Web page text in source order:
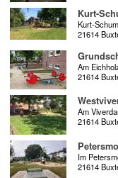
Kurt-
Kurt-
21614
Am
21614
Am
21614
Im
21614